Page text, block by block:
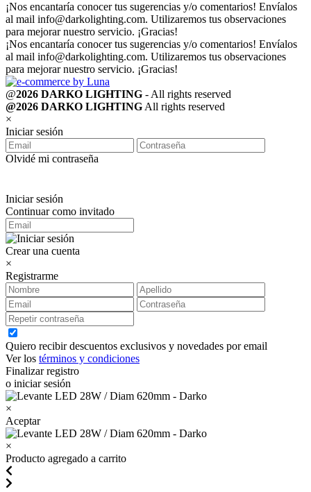
¡Nos encantaría conocer tus sugerencias y/o comentarios! Envíalos
al mail info@darkolighting.com. Utilizaremos tus observaciones
para mejorar nuestro servicio. ¡Gracias!
¡Nos encantaría conocer tus sugerencias y/o comentarios! Envíalos
al mail info@darkolighting.com. Utilizaremos tus observaciones
para mejorar nuestro servicio. ¡Gracias!
@2026 DARKO LIGHTING - All rights reserved
@2026 DARKO LIGHTINGAll rights reserved
×
Iniciar sesión
Olvidé mi contraseña
Iniciar sesión
Continuar como invitado
Crear una cuenta
×
Registrarme
Quiero recibir descuentos exclusivos y novedades por email
Ver los términos y condiciones
Finalizar registro
o iniciar sesión
×
Aceptar
×
Producto agregado a carrito